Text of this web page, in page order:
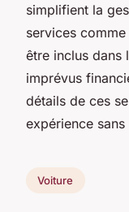
simplifient la
services comme
être inclus dans
imprévus
détails de ces
expérience sans
Voiture